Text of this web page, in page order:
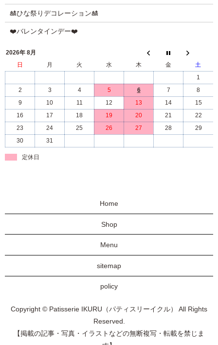
🎎ひな祭りデコレーション🎎
❤️バレンタインデー❤️
2026年 8月
日
月 火 水 木 金
土
1
2
3 4 5 6 7
8
9
10 11 12 13 14
15
16
17 18 19 20 21
22
23
24 25 26 27 28
29
30
31
定休日
Home
Shop
Menu
sitemap
policy
Copyright © Patisserie IKURU（パティスリーイクル） All Rights
Reserved.
【掲載の記事・写真・イラストなどの無断複写・転載を禁じま